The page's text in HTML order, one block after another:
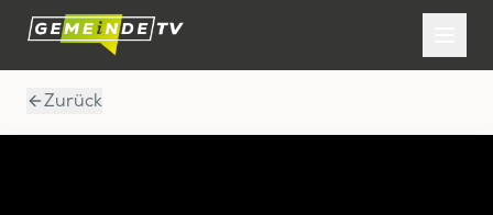
Zurück